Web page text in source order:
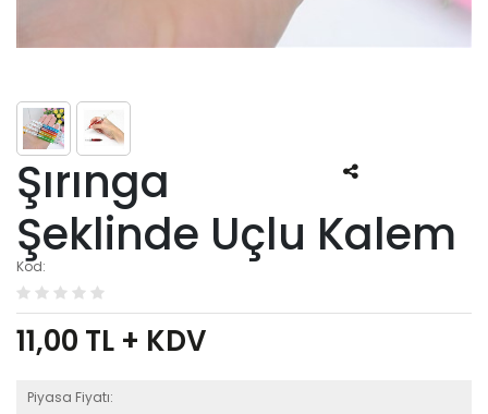
Şırınga
Şeklinde Uçlu Kalem
Kod:
11,00 TL + KDV
Piyasa Fiyatı: